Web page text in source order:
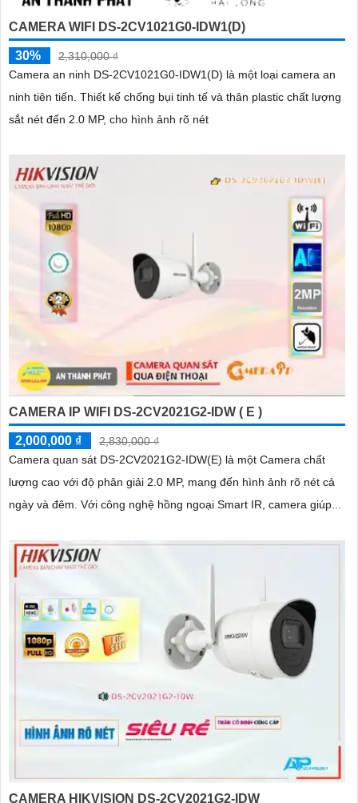
CAMERA WIFI DS-2CV1021G0-IDW1(D)
30%
2,310,000 ₫
Camera an ninh DS-2CV1021G0-IDW1(D) là một loại camera an
ninh tiên tiến. Thiết kế chống bụi tinh tế và thân plastic chất lượng
sắt nét đến 2.0 MP, cho hình ảnh rõ nét
CAMERA IP WIFI DS-2CV2021G2-IDW ( E )
2,000,000 ₫
2,830,000 ₫
Camera quan sát DS-2CV2021G2-IDW(E) là một Camera chất
lượng cao với độ phân giải 2.0 MP, mang đến hình ảnh rõ nét cả
ngày và đêm. Với công nghệ hồng ngoại Smart IR, camera giúp...
CAMERA HIKVISION DS-2CV2021G2-IDW